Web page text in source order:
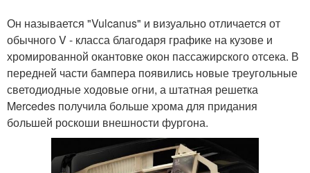
Он называется "Vulcanus" и визуально отличается от
обычного V - класса благодаря графике на кузове и
хромированной окантовке окон пассажирского отсека. В
передней части бампера появились новые треугольные
светодиодные ходовые огни, а штатная решетка
Mercedes получила больше хрома для придания
большей роскоши внешности фургона.